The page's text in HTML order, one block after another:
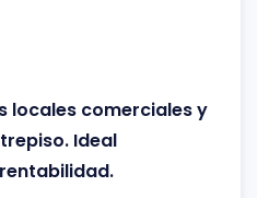
locales comerciales y
Ideal